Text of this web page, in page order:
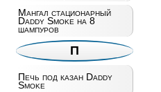
Мангал стационарный
Daddy Smoke на 8
шампуров
П
Печь под казан Daddy
Smoke